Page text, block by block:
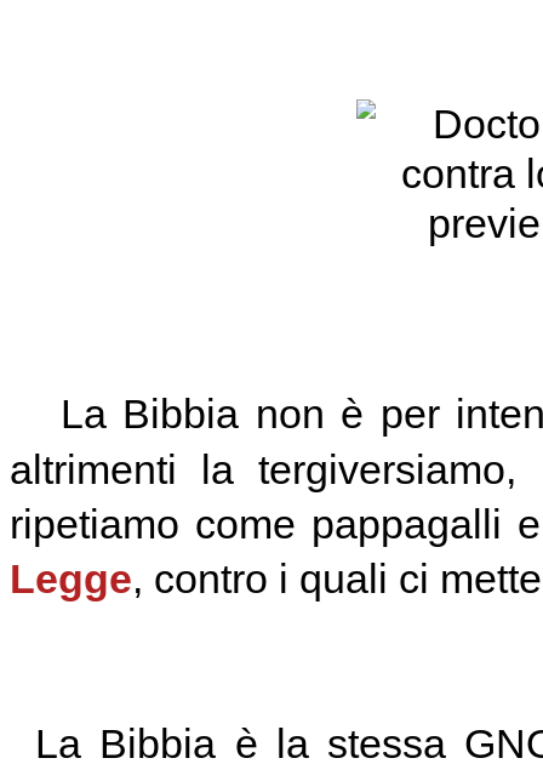
La Bibbia non è per
altrimenti la
ripetiamo come pappagalli
Legge, contro i quali ci
La Bibbia è la stessa